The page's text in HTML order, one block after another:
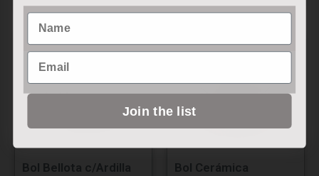
Bol Bellota c/Ardilla
Bol Cerámica
Name
Email
Join the list